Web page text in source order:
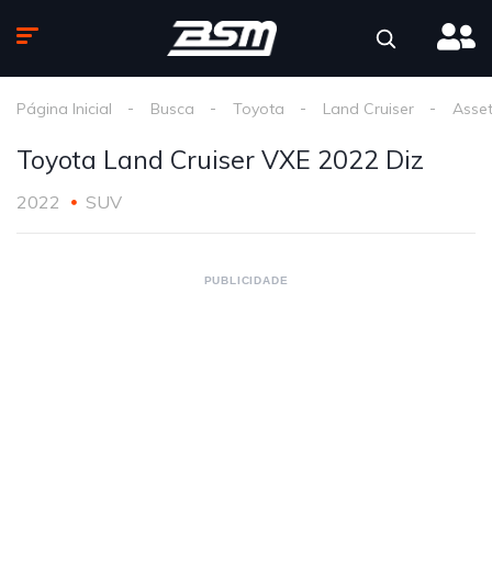
Página Inicial Busca Toyota Land Cruiser
Toyota Land Cruiser VXE 2022 ‏Diz
2022 SUV
PUBLICIDADE